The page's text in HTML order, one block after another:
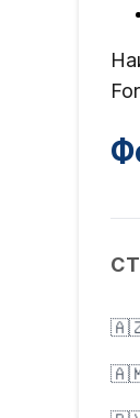
🇦🇿